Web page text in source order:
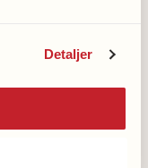
Detaljer